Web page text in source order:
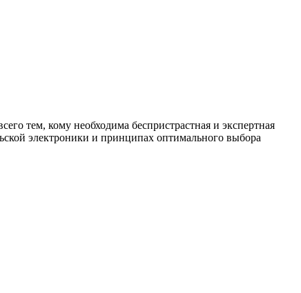
тем, кому необходима беспристрастная и экспертная
электроники и принципах оптимального выбора